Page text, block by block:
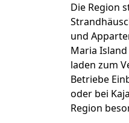
Die Region
und
Maria
laden zum
Betriebe
oder bei
Region